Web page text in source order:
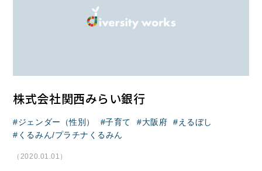
株式会社関西みらい銀行
ジェンダー（性別） 子育て 大阪府
えるぼし
くるみん/プラチナくるみん
（2020.01.01）